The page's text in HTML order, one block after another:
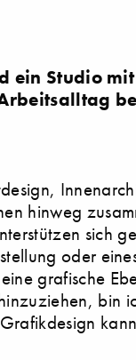
ein Studio
hinweg
sich
oder
grafische
bin